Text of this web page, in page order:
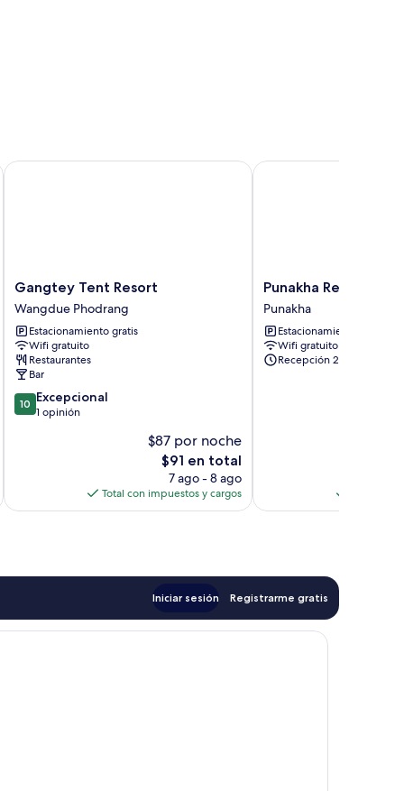
Gangtey
Tent
Resort
Wangdue
Phodrang
Gangtey Tent Resort
Wangdue Phodrang
Estacionamiento gratis
Wifi gratuito
Restaurantes
Bar
10.0
de
10 Excepcional
1 opinión
$87 por noche
El
precio
actual
es
$91 en total
7 ago - 8 ago
Total con impuestos y cargos
Gangtey Tent Resort
Punakha
Residency
Hotel
Punakha
Punakha Residency
Punakha
Estacionamiento gratis
Wifi gratuito
Recepción 24/7
Punakha Residency
Iniciar sesión Registrarme gratis